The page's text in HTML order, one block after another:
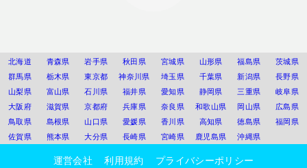
北海道 青森県 岩手県 秋田県 宮城県 山形県 福島県
茨城県
群馬県
栃木県 東京都 神奈川県 埼玉県 千葉県 新潟県
長野県
山梨県
富山県 石川県 福井県 愛知県 静岡県 三重県
岐阜県
大阪府
滋賀県 京都府 兵庫県 奈良県 和歌山県 岡山県
広島県
鳥取県
島根県 山口県 愛媛県 香川県 高知県 徳島県
福岡県
佐賀県
熊本県 大分県 長崎県 宮崎県 鹿児島県 沖縄県
運営会社 利用規約
プライバシーポリシー